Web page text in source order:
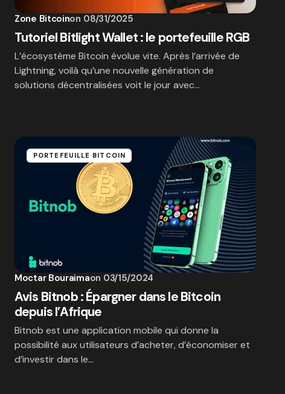
Zone Bitcoinon 08/31/2025
Tutoriel Bitlight Wallet : le portefeuille RGB
L’écosystème Bitcoin évolue vite. Après l’arrivée de
Lightning, voilà qu’une nouvelle génération de
solutions décentralisées voit le jour avec…
PORTEFEUILLE BITCOIN
Moctar Bouraimaon 03/15/2024
Avis Bitnob : Épargner dans le Bitcoin
depuis l’Afrique
Bitnob est une application mobile qui donne la
possibilité aux utilisateurs d’acheter, d’économiser et
d’investir dans le…